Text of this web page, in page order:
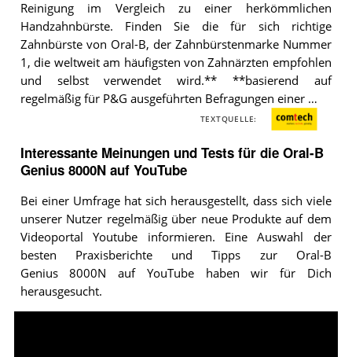
Reinigung im Vergleich zu einer herkömmlichen
Handzahnbürste. Finden Sie die für sich richtige
Zahnbürste von Oral-B, der Zahnbürstenmarke Nummer
1, die weltweit am häufigsten von Zahnärzten empfohlen
und selbst verwendet wird.** **basierend auf
regelmäßig für P&G ausgeführten Befragungen einer …
TEXTQUELLE:
o
e
c
h.
d
e
Interessante Meinungen und Tests für die Oral-B
Genius 8000N auf YouTube
Bei einer Umfrage hat sich herausgestellt, dass sich viele
unserer Nutzer regelmäßig über neue Produkte auf dem
Videoportal Youtube informieren. Eine Auswahl der
besten Praxisberichte und Tipps zur Oral-B
Genius 8000N auf YouTube haben wir für Dich
herausgesucht.